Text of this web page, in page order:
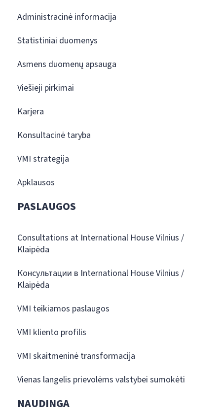
Administracinė informacija
Statistiniai duomenys
Asmens duomenų apsauga
Viešieji pirkimai
Karjera
Konsultacinė taryba
VMI strategija
Apklausos
PASLAUGOS
Consultations at International House Vilnius /
Klaipėda
Консультации в International House Vilnius /
Klaipėda
VMI teikiamos paslaugos
VMI kliento profilis
VMI skaitmeninė transformacija
Vienas langelis prievolėms valstybei sumokėti
NAUDINGA